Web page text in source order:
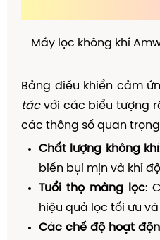
Máy lọc không khí
Bảng điều khiển cảm
tácvới các biểu tượng
các thông số quan
Chất lượng không khí
biến bụi mịn và khí
Tuổi thọ màng lọc:
hiệu quả lọc tối ưu
Các chế độ hoạt